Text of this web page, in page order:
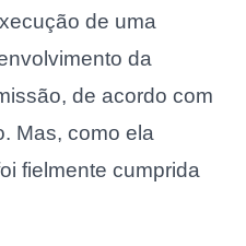
de uma
da
de acordo com
Mas, como ela
fielmente cumprida